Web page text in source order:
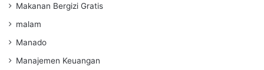
Makanan Bergizi Gratis
malam
Manado
Manajemen Keuangan